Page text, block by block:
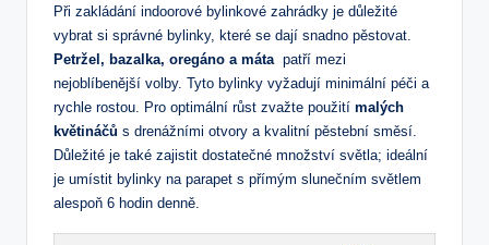
Při zakládání indoorové ⁣bylinkové zahrádky je důležité
vybrat si správné bylinky, které se dají snadno pěstovat.
Petržel, bazalka, oregáno⁤ a máta⁢ patří mezi
nejoblíbenější volby. Tyto bylinky vyžadují minimální péči a
rychle rostou. ​Pro⁢ optimální růst zvažte použití malých⁣
květináčů s ⁣drenážními otvory a kvalitní pěstební směsí.
Důležité je také zajistit dostatečné množství světla;​ ideální
je umístit bylinky na parapet s přímým slunečním světlem
alespoň 6 ⁣hodin denně.